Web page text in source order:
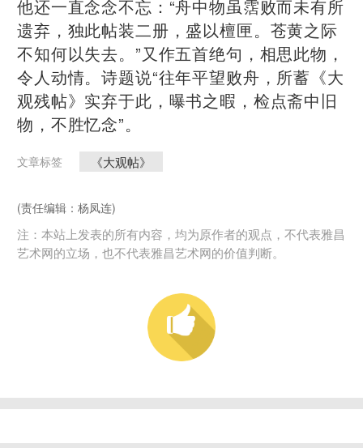
他还一直念念不忘：“舟中物虽霑败而未有所
遗弃，独此帖装二册，盛以檀匣。苍黄之际
不知何以失去。”又作五首绝句，相思此物，
令人动情。诗题说“往年平望败舟，所蓄《大
观残帖》实弃于此，曝书之暇，检点斋中旧
物，不胜忆念”。
文章标签 《大观帖》
(责任编辑：杨凤连)
注：本站上发表的所有内容，均为原作者的观点，不代表雅昌
艺术网的立场，也不代表雅昌艺术网的价值判断。